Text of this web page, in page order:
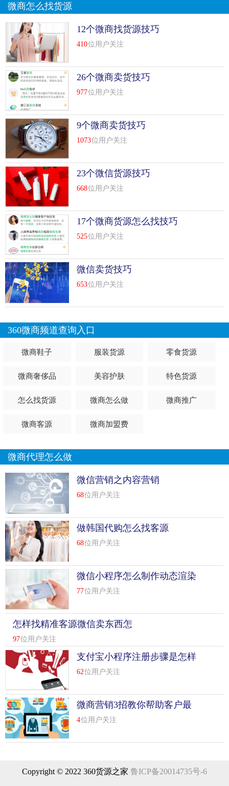
微商怎么找货源
12个微商找货源技巧
410位用户关注
26个微商卖货技巧
977位用户关注
9个微商卖货技巧
1073位用户关注
23个微信货源技巧
668位用户关注
17个微商货源怎么找技巧
525位用户关注
微信卖货技巧
653位用户关注
360微商频道查询入口
微商鞋子 服装货源 零食货源
微商奢侈品 美容护肤 特色货源
怎么找货源 微商怎么做 微商推广
微商客源 微商加盟费
微商代理怎么做
微信营销之内容营销
68位用户关注
做韩国代购怎么找客源
68位用户关注
微信小程序怎么制作动态渲染
77位用户关注
怎样找精准客源微信卖东西怎
么找客_
97位用户关注
支付宝小程序注册步骤是怎样
的
62位用户关注
微商营销3招教你帮助客户最
终成交
4位用户关注
Copyright © 2022 360货源之家 鲁ICP备20014735号-6